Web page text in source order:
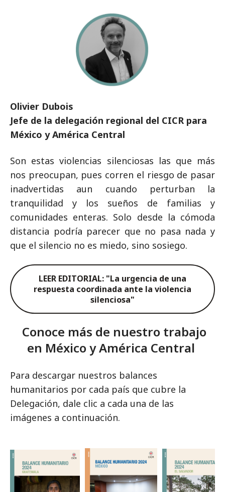
Olivier Dubois
Jefe de la delegación regional del CICR para
México y América Central
Son estas violencias silenciosas las que más
nos preocupan, pues corren el riesgo de pasar
inadvertidas aun cuando perturban la
tranquilidad y los sueños de familias y
comunidades enteras. Solo desde la cómoda
distancia podría parecer que no pasa nada y
que el silencio no es miedo, sino sosiego.
LEER EDITORIAL: "La urgencia de una
respuesta coordinada ante la violencia
silenciosa"
Conoce más de nuestro trabajo
en México y América Central
Para descargar nuestros balances
humanitarios por cada país que cubre la
Delegación, dale clic a cada una de las
imágenes a continuación.